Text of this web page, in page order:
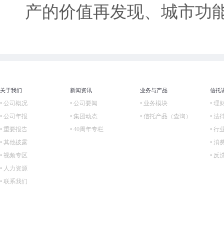
产的价值再发现、城市功
关于我们
• 公司概况
• 公司年报
• 重要报告
• 其他披露
• 视频专区
• 人力资源
• 联系我们
新闻资讯
• 公司要闻
• 集团动态
• 40周年专栏
业务与产品
• 业务模块
• 信托产品（查询）
信托
• 理
• 法
• 行
• 消
• 反